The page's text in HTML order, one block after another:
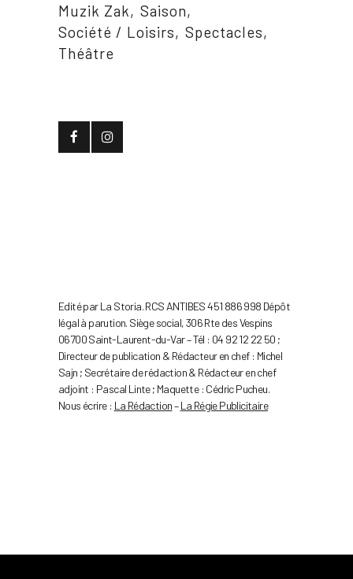
Muzik Zak
Saison
Société / Loisirs
Spectacles
Théâtre
Edité par La Storia. RCS ANTIBES 451 886 998 Dépôt
légal à parution. Siège social, 306 Rte des Vespins
06700 Saint-Laurent-du-Var – Tél : 04 92 12 22 50 ;
Directeur de publication & Rédacteur en chef : Michel
Sajn ; Secrétaire de rédaction & Rédacteur en chef
adjoint : Pascal Linte ; Maquette : Cédric Pucheu.
Nous écrire : La Rédaction–La Régie Publicitaire